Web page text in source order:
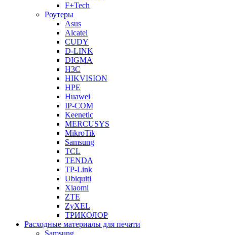
F+Tech
Роутеры
Asus
Alcatel
CUDY
D-LINK
DIGMA
H3C
HIKVISION
HPE
Huawei
IP-COM
Keenetic
MERCUSYS
MikroTik
Samsung
TCL
TENDA
TP-Link
Ubiquiti
Xiaomi
ZTE
ZyXEL
ТРИКОЛОР
Расходные материалы для печати